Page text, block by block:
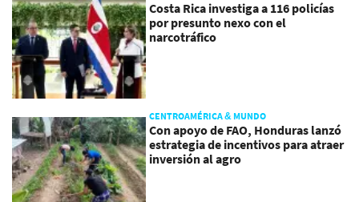
Costa Rica investiga a 116 policías
por presunto nexo con el
narcotráfico
CENTROAMÉRICA & MUNDO
Con apoyo de FAO, Honduras lanzó
estrategia de incentivos para atraer
inversión al agro